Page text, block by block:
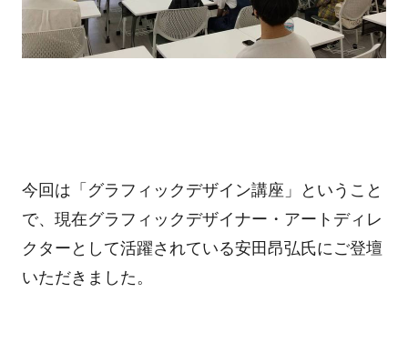
今回は「グラフィックデザイン講座」ということ
で、現在グラフィックデザイナー・アートディレ
クターとして活躍されている安田昂弘氏にご登壇
いただきました。